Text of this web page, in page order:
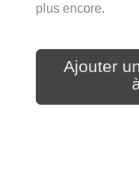
plus encore.
Ajouter